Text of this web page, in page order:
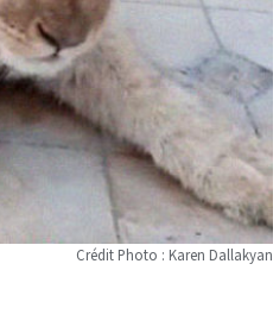
Crédit Photo : Karen Dallakyan